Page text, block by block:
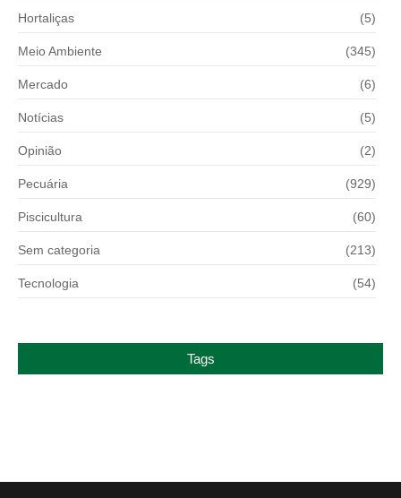
Hortaliças (5)
Meio Ambiente (345)
Mercado (6)
Notícias (5)
Opinião (2)
Pecuária (929)
Piscicultura (60)
Sem categoria (213)
Tecnologia (54)
Tags